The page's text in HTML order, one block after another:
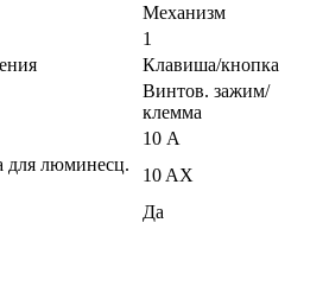
Механизм
1
Клавиша/кнопка
Винтов. зажим/
клемма
10 А
для люминесц.
10 AX
Да